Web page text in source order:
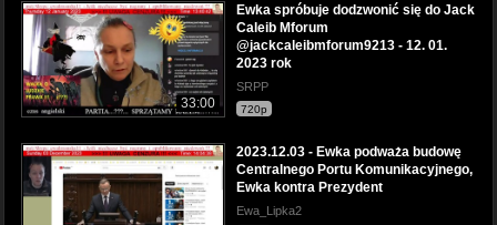
33:00
Ewka spróbuje dodzwonić się do Jack
Caleib Mforum
@jackcaleibmforum9213 - 12. 01.
2023 rok
SRPP
720p
2023.12.03 - Ewka podważa budowę
Centralnego Portu Komunikacyjnego,
Ewka kontra Prezydent
Ewa_Lipka2